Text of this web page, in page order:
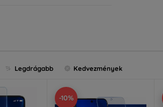
Legdrágabb Kedvezmények
-10%